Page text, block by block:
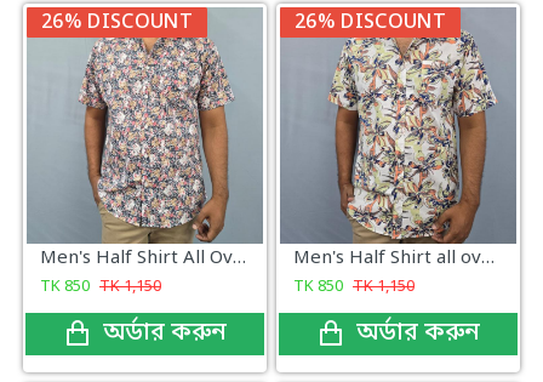
26% DISCOUNT
Men's Half Shirt All Over Print New
TK850 TK1,150
অর্ডার করুন
26% DISCOUNT
Men's Half Shirt all over print
TK850 TK1,150
অর্ডার করুন